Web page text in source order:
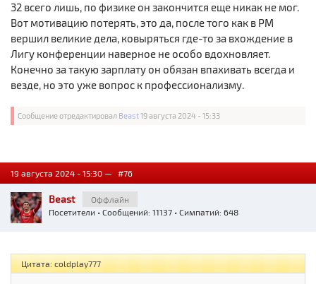
32 всего лишь, по физике он закончится еще никак не мог.
Вот мотивацию потерять, это да, после того как в РМ
вершил великие дела, ковыряться где-то за вхождение в
Лигу конференции наверное не особо вдохновляет.
Конечно за такую зарплату он обязан впахивать всегда и
везде, но это уже вопрос к профессионализму.
Сообщение отредактировал Beast19 августа 2024 - 15:33
19 августа 2024 - 15:30 — #76
Beast
Оффлайн
Посетители • Сообщений: 11137 • Симпатий: 648
Цитата: coldplay777